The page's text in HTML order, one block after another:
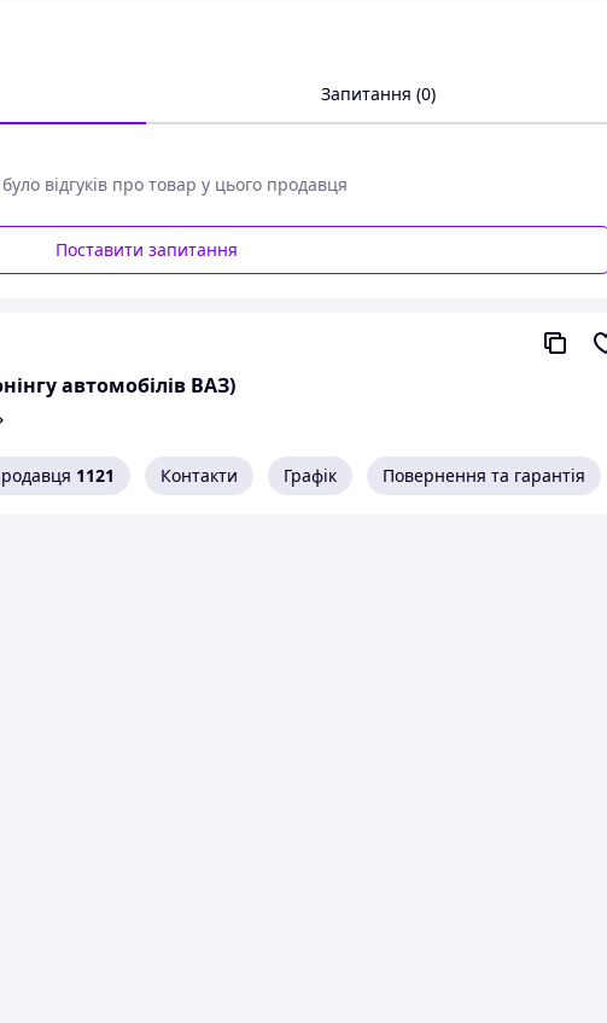
для вантажних автомобілів або автобусів. Модель No 1004
Запитання (0)
відгуків про товар у цього продавця
Поставити запитання
автомобілів ВАЗ)
1121 Контакти Графік Повернення та гарантія